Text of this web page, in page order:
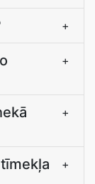
+
+
+
+